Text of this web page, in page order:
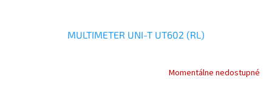
MULTIMETER UNI-T UT602 (RL)
Momentálne nedostupné